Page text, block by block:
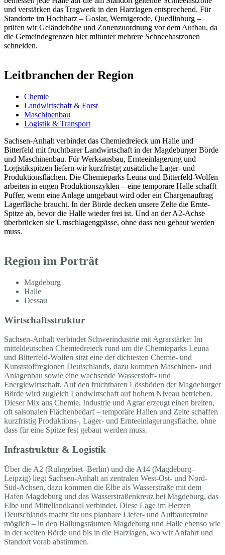
und verstärken das Tragwerk in den Harzlagen entsprechend. Für
Standorte im Hochharz – Goslar, Wernigerode, Quedlinburg –
prüfen wir Geländehöhe und Zonenzuordnung vor dem Aufbau, da
die Gemeindegrenzen hier mitunter mehrere Schneehastzonen
schneiden.
Leitbranchen der Region
Chemie
Landwirtschaft & Forst
Maschinenbau
Logistik & Transport
Sachsen-Anhalt verbindet das Chemiedreieck um Halle und
Bitterfeld mit fruchtbarer Landwirtschaft in der Magdeburger Börde
und Maschinenbau. Für Werksausbau, Ernteeinlagerung und
Logistikspitzen liefern wir kurzfristig zusätzliche Lager- und
Produktionsflächen. Die Chemieparks Leuna und Bitterfeld-Wolfen
arbeiten in engen Produktionszyklen – eine temporäre Halle schafft
Puffer, wenn eine Anlage umgebaut wird oder ein Chargenauftrag
Lagerfläche braucht. In der Börde decken unsere Zelte die Ernte-
Spitze ab, bevor die Halle wieder frei ist. Und an der A2-Achse
überbrücken sie Umschlagengpässe, ohne dass neu gebaut werden
muss.
Region im Porträt
Magdeburg
Halle
Dessau
Wirtschaftsstruktur
Sachsen-Anhalt verbindet Schwerindustrie mit Agrarstärke: Im
mitteldeutschen Chemiedreieck rund um die Chemieparks Leuna
und Bitterfeld-Wolfen sitzt eine der dichtesten Chemie- und
Kunststoffregionen Deutschlands, dazu kommen Maschinen- und
Anlagenbau sowie eine wachsende Wasserstoff- und
Energiewirtschaft. Auf den fruchtbaren Lössböden der Magdeburger
Börde wird zugleich Landwirtschaft auf hohem Niveau betrieben.
Dieser Mix aus Chemie, Industrie und Agrar erzeugt einen breiten,
oft saisonalen Flächenbedarf – temporäre Hallen und Zelte schaffen
kurzfristig Produktions-, Lager- und Ernteeinlagerungsfläche, ohne
dass für eine Spitze fest gebaut werden muss.
Infrastruktur & Logistik
Über die A2 (Ruhrgebiet–Berlin) und die A14 (Magdeburg–
Leipzig) liegt Sachsen-Anhalt an zentralen West-Ost- und Nord-
Süd-Achsen, dazu kommen die Elbe als Wasserstraße mit dem
Hafen Magdeburg und das Wasserstraßenkreuz bei Magdeburg, das
Elbe und Mittellandkanal verbindet. Diese Lage im Herzen
Deutschlands macht für uns planbare Liefer- und Aufbautermine
möglich – in den Ballungsräumen Magdeburg und Halle ebenso wie
in der weiten Börde und bis in die Harzlagen, wo wir Anfahrt und
Standort vorab abstimmen.